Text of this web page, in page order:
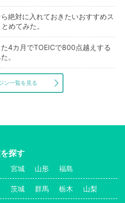
絶対に入れておきたいおすすめス
めてみた。
4カ月でTOEICで800点越えする
。
ン一覧を見る
探す
宮城 山形 福島
茨城 群馬 栃木 山梨